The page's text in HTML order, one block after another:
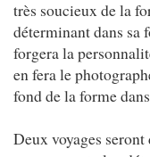
très soucieux de la
déterminant dans sa
forgera la
en fera le
fond de la forme
Deux voyages